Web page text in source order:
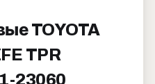
TOYOTA
TPR
23060